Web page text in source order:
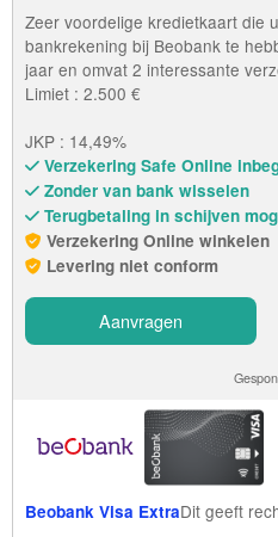
Zeer voordelige kredietkaart die
bankrekening bij Beobank te
jaar en omvat 2 interessante
Limiet : 2.500 €
JKP : 14,49%
Verzekering Safe Online
Zonder van bank wisselen
Terugbetaling in schijven
Verzekering Online winkelen
Levering niet conform
Aanvragen
Beobank Visa ExtraDit geeft